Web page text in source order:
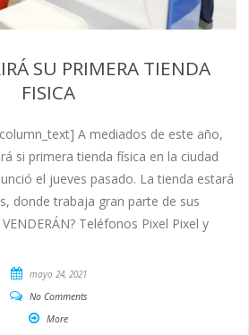
SU PRIMERA TIENDA
FISICA
A mediados de este año,
si primera tienda física en la ciudad
el jueves pasado. La tienda estará
donde trabaja gran parte de sus
Teléfonos Pixel Pixel y
mayo 24, 2021
No Comments
More